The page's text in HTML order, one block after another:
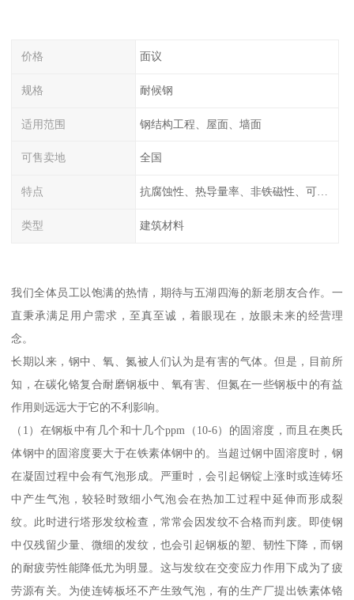
价格 面议
规格 耐候钢
适用范围 钢结构工程、屋面、墙面
可售卖地 全国
特点 抗腐蚀性、热导量率、非铁磁性、可加工性、可成形性、回收性
类型 建筑材料
我们全体员工以饱满的热情，期待与五湖四海的新老朋友合作。一
直秉承满足用户需求，至真至诚，着眼现在，放眼未来的经营理
念。
长期以来，钢中、氧、氮被人们认为是有害的气体。但是，目前所
知，在碳化铬复合耐磨钢板中、氧有害、但氮在一些钢板中的有益
作用则远远大于它的不利影响。
（1）在钢板中有几个和十几个ppm（10-6）的固溶度，而且在奥氏
体钢中的固溶度要大于在铁素体钢中的。当超过钢中固溶度时，钢
在凝固过程中会有气泡形成。严重时，会引起钢锭上涨时或连铸坯
中产生气泡，较轻时致细小气泡会在热加工过程中延伸而形成裂
纹。此时进行塔形发纹检查，常常会因发纹不合格而判废。即使钢
中仅残留少量、微细的发纹，也会引起钢板的塑、韧性下降，而钢
的耐疲劳性能降低尤为明显。这与发纹在交变应力作用下成为了疲
劳源有关。为使连铸板坯不产生致气泡，有的生产厂提出铁素体铬